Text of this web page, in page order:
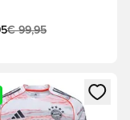
€ 99,95
Registrieren als
ein Fenster zum